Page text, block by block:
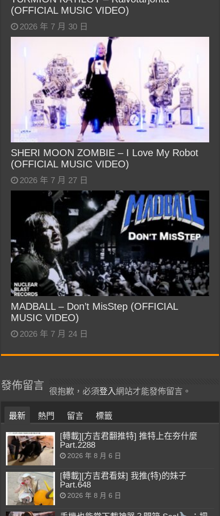
(OFFICIAL MUSIC VIDEO)
2026 年 7 月 30 日
SHERI MOON ZOMBIE – I Love My Robot
(OFFICIAL MUSIC VIDEO)
2026 年 7 月 27 日
MADBALL – Don’t MisStep (OFFICIAL
MUSIC VIDEO)
2026 年 7 月 24 日
發佈留言
很抱歉，必須登入網站才能發佈留言。
最新 熱門 留言 標籤
[轉載][方吉君翻推特] 推特上在夯什麼
Part.2288
2026 年 8 月 6 日
[轉載][方吉君看妹] 我推(特)的妹子
Part.648
2026 年 8 月 6 日